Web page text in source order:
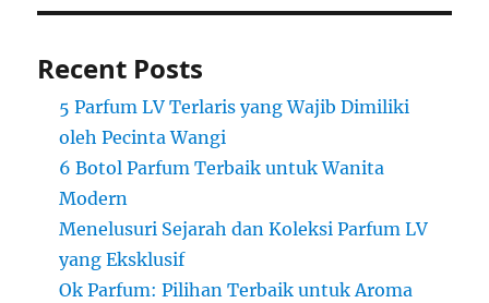
Recent Posts
5 Parfum LV Terlaris yang Wajib Dimiliki
oleh Pecinta Wangi
6 Botol Parfum Terbaik untuk Wanita
Modern
Menelusuri Sejarah dan Koleksi Parfum LV
yang Eksklusif
Ok Parfum: Pilihan Terbaik untuk Aroma